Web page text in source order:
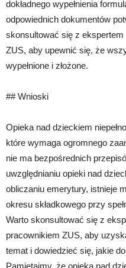
dokładnego wypełnienia
odpowiednich dokumentów
skonsultować się z
ZUS, aby upewnić się, że
wypełnione i złożone.
## Wnioski
Opieka nad dzieckiem
które wymaga ogromnego
nie ma bezpośrednich
uwzględnianiu opieki nad
obliczaniu emerytury, istnieje
okresu składkowego przy
Warto skonsultować się z
pracownikiem ZUS, aby
temat i dowiedzieć się, jakie
Pamiętajmy, że opieka nad